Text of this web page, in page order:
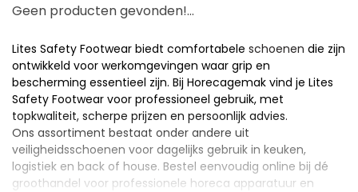
Geen producten gevonden!...
Lites Safety Footwear biedt comfortabele schoenen die zijn
ontwikkeld voor werkomgevingen waar grip en
bescherming essentieel zijn. Bij Horecagemak vind je Lites
Safety Footwear voor professioneel gebruik, met
topkwaliteit, scherpe prijzen en persoonlijk advies.
Ons assortiment bestaat onder andere uit
veiligheidsschoenen voor dagelijks gebruik in keuken,
logistiek en back of house. Bestel eenvoudig online bij dé
groothandel voor professionele horeca apparatuur en